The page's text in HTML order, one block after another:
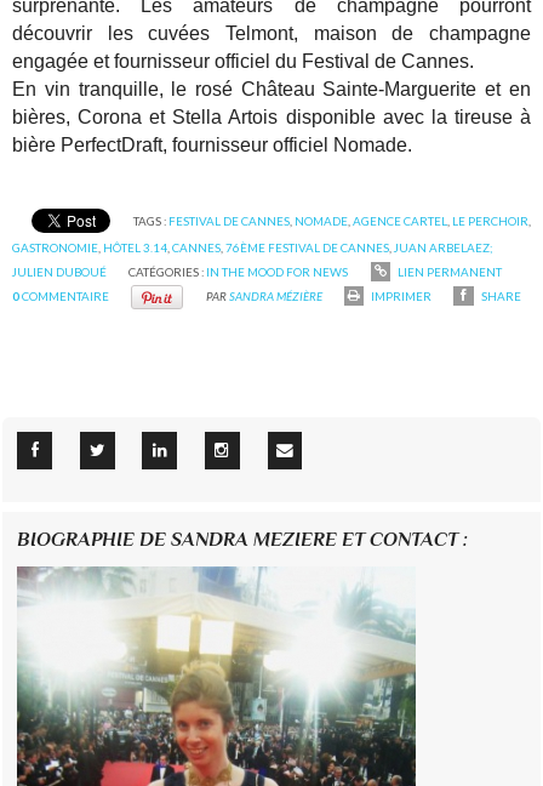
surprenante. Les amateurs de champagne pourront
découvrir les cuvées Telmont, maison de champagne
engagée et fournisseur officiel du Festival de Cannes.
En vin tranquille, le rosé Château Sainte-Marguerite et en
bières, Corona et Stella Artois disponible avec la tireuse à
bière PerfectDraft, fournisseur officiel Nomade.
TAGS : FESTIVAL DE CANNES, NOMADE, AGENCE CARTEL LE PERCHOIR
GASTRONOMIE HÔTEL 3.14 ,CANNES ,76ÈME FESTIVAL DE CANNES JUAN ARBELAEZ;
JULIEN DUBOUÉ
CATÉGORIES : IN THE MOOD FOR NEWS
LIEN PERMANENT
0COMMENTAIRE PARSANDRA MÉZIÈRE IMPRIMER SHARE
BIOGRAPHIE DE SANDRA MEZIERE ET CONTACT :